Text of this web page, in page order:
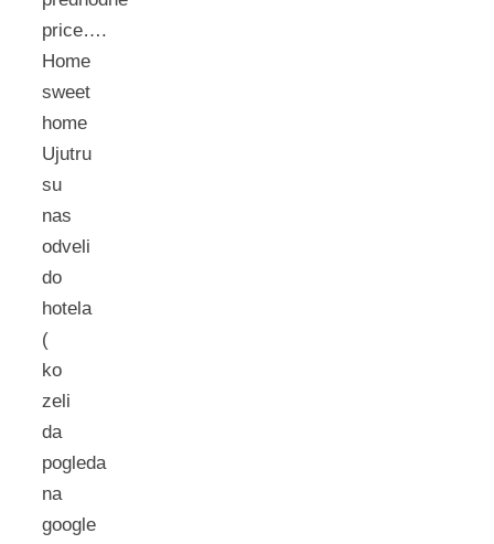
price….
Home
sweet
home
Ujutru
su
nas
odveli
do
hotela
(
ko
zeli
da
pogleda
na
google